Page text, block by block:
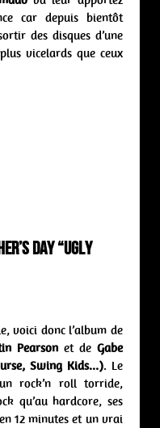
car depuis bientôt
des disques d’une
vicelards que ceux
day “Ugly
voici donc l’album de
Pearson et deGabe
Swing Kids…). Le
rock’n roll torride,
qu’au hardcore, ses
12 minutes et un vrai